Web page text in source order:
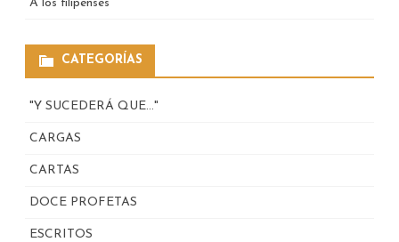
A los filipenses
CATEGORÍAS
"Y SUCEDERÁ QUE…"
CARGAS
CARTAS
DOCE PROFETAS
ESCRITOS